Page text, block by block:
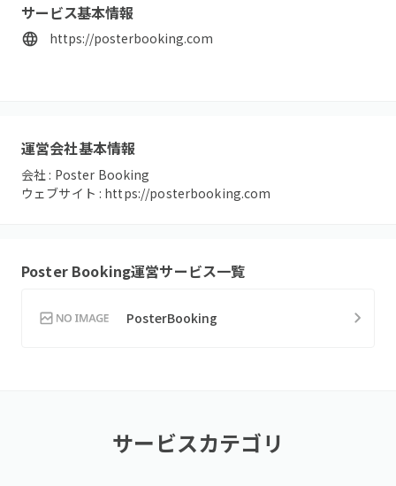
サービス基本情報
https://posterbooking.com
運営会社基本情報
会社 : Poster Booking
ウェブサイト : https://posterbooking.com
Poster Booking運営サービス一覧
PosterBooking
サービスカテゴリ